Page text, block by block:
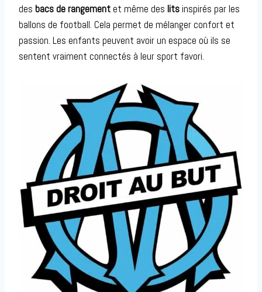
des bacs de rangementet même des litsinspirés par les
ballons de football. Cela permet de mélanger confort et
passion. Les enfants peuvent avoir un espace où ils se
sentent vraiment connectés à leur sport favori.